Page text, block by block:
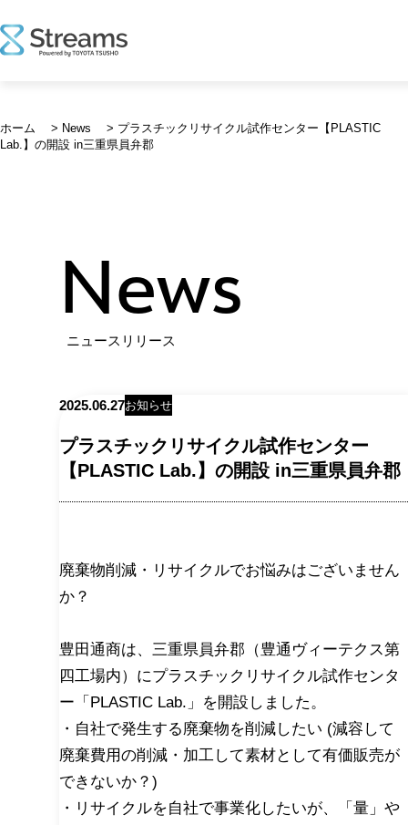
ン
テ
ホーム > News > プラスチックリサイクル試作センター【PLASTIC
Lab.】の開設 in三重県員弁郡
News
ニュースリリース
プラスチックリサイクル試作センター
【PLASTIC Lab.】の開設 in三重県員弁郡
2025.06.27お知らせ
廃棄物削減・リサイクルでお悩みはございません
か？
豊田通商は、三重県員弁郡（豊通ヴィーテクス第
四工場内）にプラスチックリサイクル試作センタ
ー「PLASTIC Lab.」を開設しました。
・自社で発生する廃棄物を削減したい (減容して
廃棄費用の削減・加工して素材として有価販売が
できないか？)
・リサイクルを自社で事業化したいが、「量」や